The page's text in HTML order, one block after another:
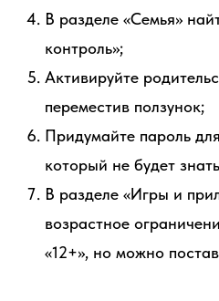
В разделе «Семья»
контроль»;
Активируйте
переместив ползунок;
Придумайте пароль
который не будет
В разделе «Игры и
возрастное
«12+», но можно